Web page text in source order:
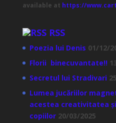
available at https://
RSS
Poezia lui Denis 01/12/
Florii binecuvantate!!
Secretul lui Stradivari
Lumea jucăriilor
acestea creativitatea
copiilor 20/03/2025